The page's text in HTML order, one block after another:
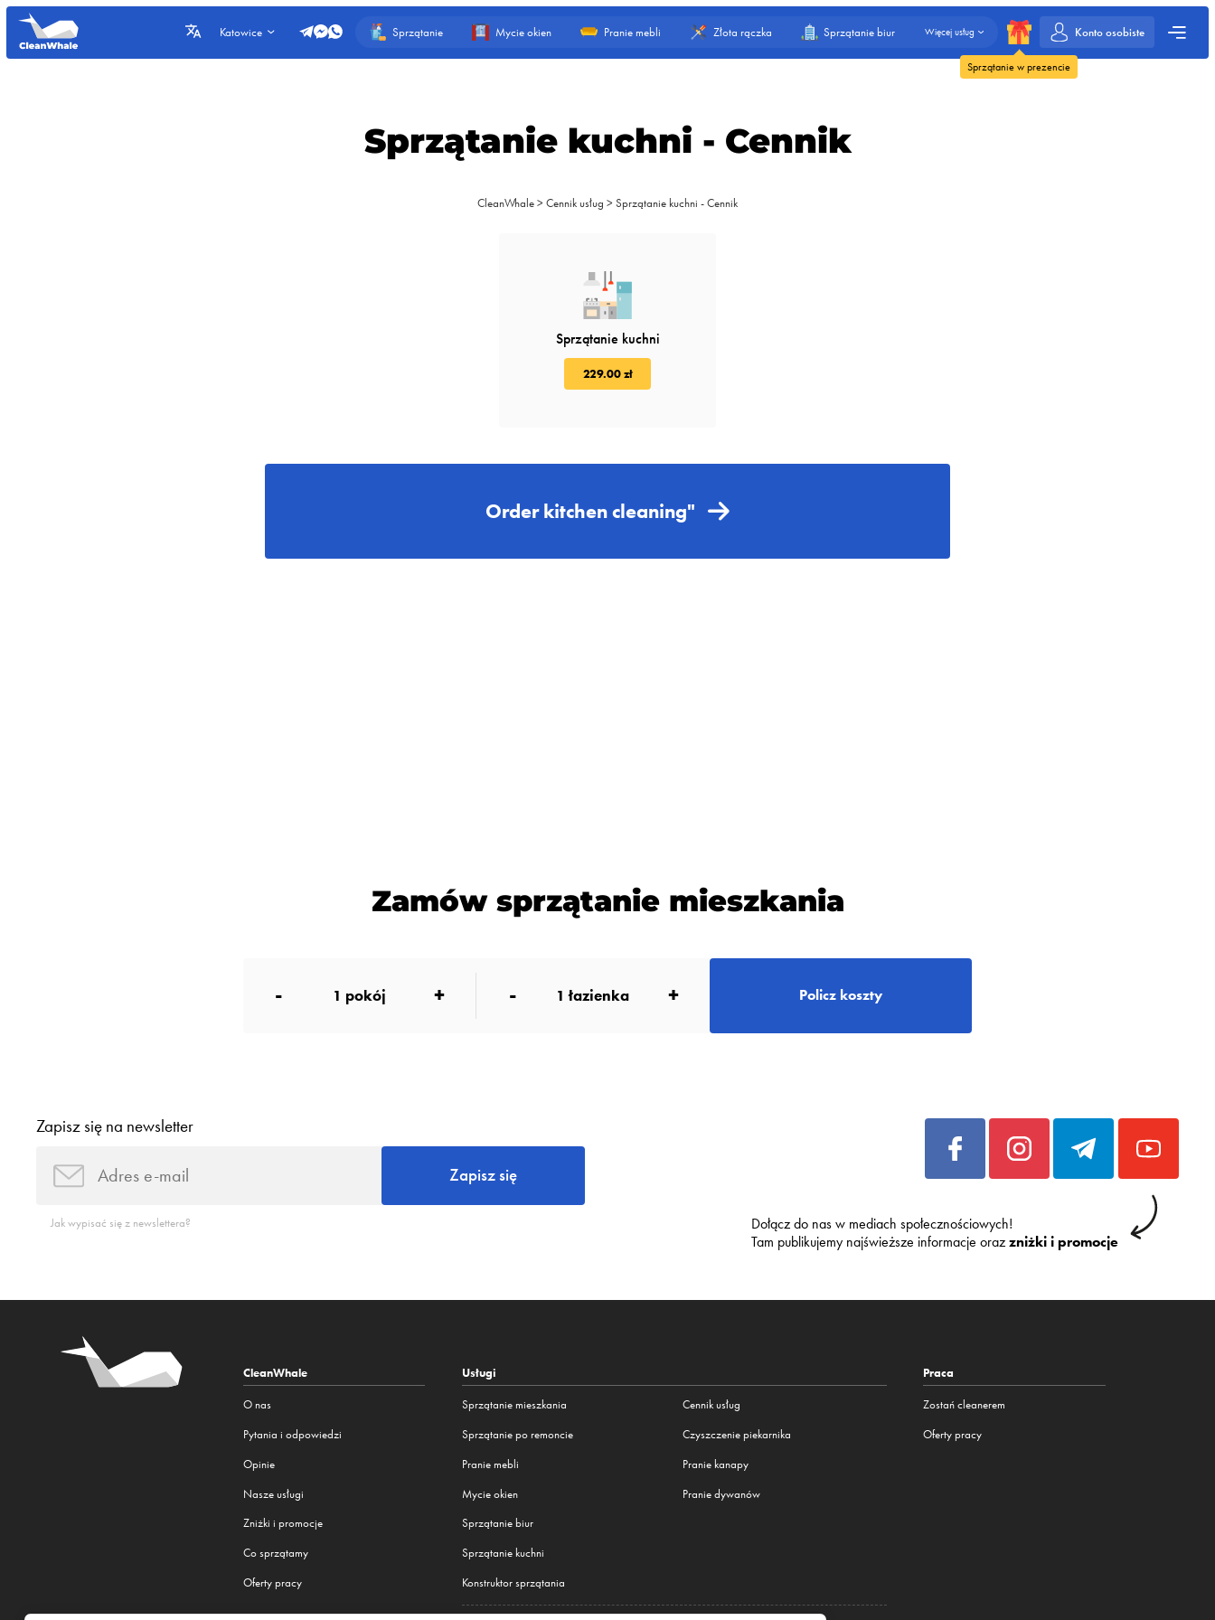
Katowice Sprzątanie Mycie okien Pranie mebli Złota rączka Sprzątanie biur Więcej usług
Sprzątanie w prezencie
Konto osobiste
Sprzątanie kuchni - Cennik
CleanWhale > Cennik usług > Sprzątanie kuchni - Cennik
Sprzątanie kuchni
229.00 zł
Order kitchen cleaning"
Zamów sprzątanie mieszkania
- 1 pokój + - 1 łazienka + Policz koszty
Zapisz się na newsletter
Zapisz się
Jak wypisać się z newslettera?
Dołącz do nas w mediach społecznościowych!
Tam publikujemy najświeższe informacje oraz zniżki i promocje
CleanWhale
O nas
Pytania i odpowiedzi
Opinie
Nasze usługi
Zniżki i promocje
Co sprzątamy
Oferty pracy
Usługi
Sprzątanie mieszkania
Sprzątanie po remoncie
Pranie mebli
Mycie okien
Sprzątanie biur
Sprzątanie kuchni
Konstruktor sprzątania
Cennik usług
Czyszczenie piekarnika
Pranie kanapy
Pranie dywanów
Praca
Zostań cleanerem
Oferty pracy